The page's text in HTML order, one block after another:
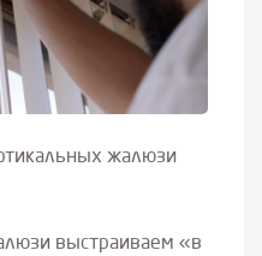
жалюзи
выстраиваем «в